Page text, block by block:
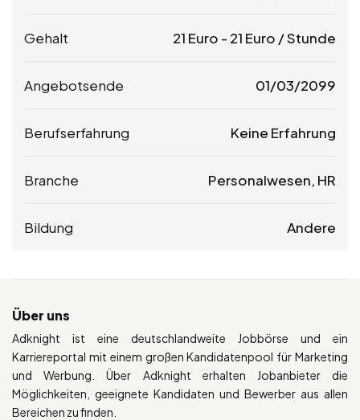
Gehalt 21 Euro - 21 Euro / Stunde
Angebotsende 01/03/2099
Berufserfahrung Keine Erfahrung
Branche Personalwesen, HR
Bildung Andere
Über uns
Adknight ist eine deutschlandweite Jobbörse und ein
Karriereportal mit einem großen Kandidatenpool für Marketing
und Werbung. Über Adknight erhalten Jobanbieter die
Möglichkeiten, geeignete Kandidaten und Bewerber aus allen
Bereichen zu finden.